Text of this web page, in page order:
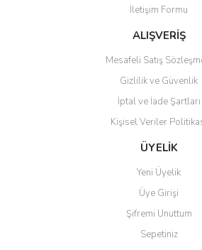
Ürün fiyatı diğer sitelerden daha pahalı.
Bu ürüne benzer farklı alternatifler olmalı.
Gönder
İletişim Formu
ALIŞVERİŞ
Mesafeli Satış
Gizlilik ve Güvenlik
İptal ve İade Şartları
Kişisel Veriler
ÜYELİK
Yeni Üyelik
Üye Girişi
Şifremi Unuttum
Sepetiniz